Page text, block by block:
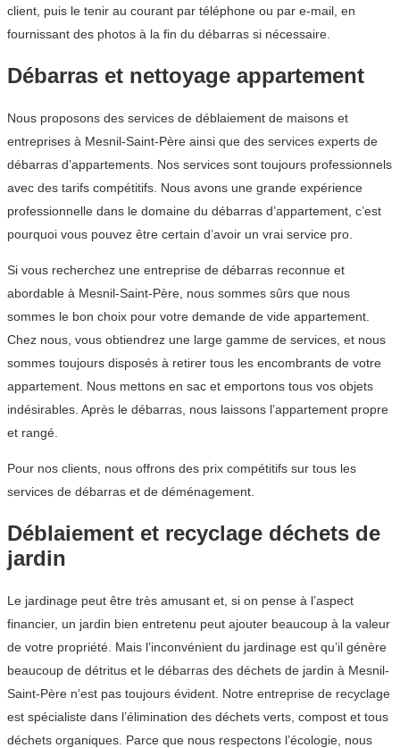
client, puis le tenir au courant par téléphone ou par e-mail, en
fournissant des photos à la fin du débarras si nécessaire.
Débarras et nettoyage appartement
Nous proposons des services de déblaiement de maisons et
entreprises à Mesnil-Saint-Père ainsi que des services experts de
débarras d’appartements. Nos services sont toujours professionnels
avec des tarifs compétitifs. Nous avons une grande expérience
professionnelle dans le domaine du débarras d’appartement, c’est
pourquoi vous pouvez être certain d’avoir un vrai service pro.
Si vous recherchez une entreprise de débarras reconnue et
abordable à Mesnil-Saint-Père, nous sommes sûrs que nous
sommes le bon choix pour votre demande de vide appartement.
Chez nous, vous obtiendrez une large gamme de services, et nous
sommes toujours disposés à retirer tous les encombrants de votre
appartement. Nous mettons en sac et emportons tous vos objets
indésirables. Après le débarras, nous laissons l’appartement propre
et rangé.
Pour nos clients, nous offrons des prix compétitifs sur tous les
services de débarras et de déménagement.
Déblaiement et recyclage déchets de
jardin
Le jardinage peut être très amusant et, si on pense à l’aspect
financier, un jardin bien entretenu peut ajouter beaucoup à la valeur
de votre propriété. Mais l’inconvénient du jardinage est qu’il génère
beaucoup de détritus et le débarras des déchets de jardin à Mesnil-
Saint-Père n’est pas toujours évident. Notre entreprise de recyclage
est spécialiste dans l’élimination des déchets verts, compost et tous
déchets organiques. Parce que nous respectons l’écologie, nous